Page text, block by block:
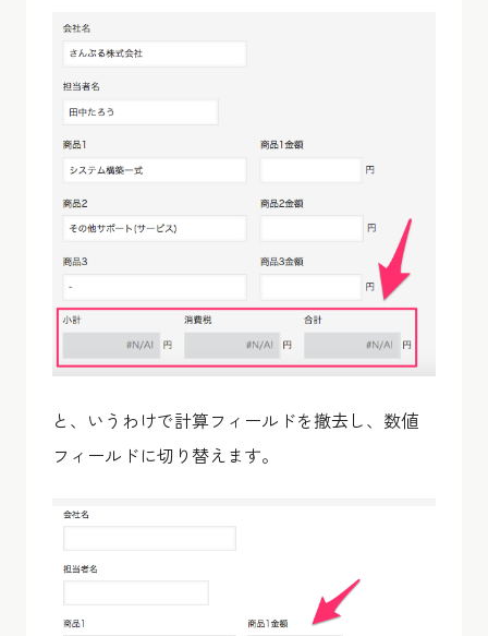
と、いうわけで計算フィールドを撤去し、数値
フィールドに切り替えます。